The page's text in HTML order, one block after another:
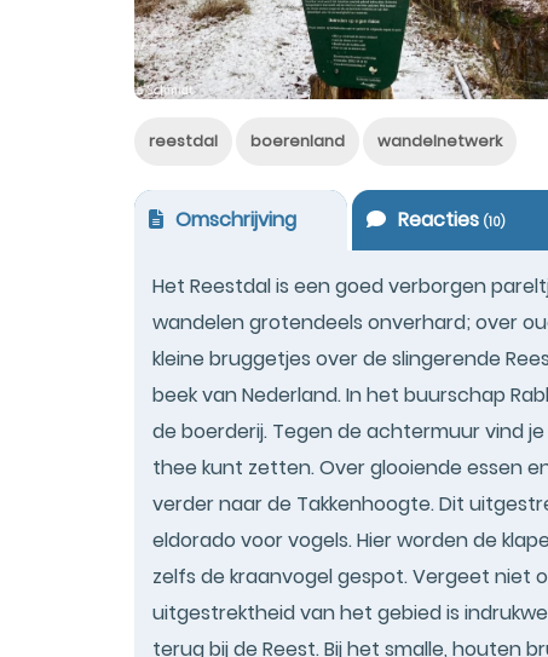
reestdal boerenland wandelnetwerk
Omschrijving Reacties(10)
Het Reestdal is een goed verborgen
wandelen grotendeels onverhard; over
kleine bruggetjes over de slingerende
beek van Nederland. In het buurschap
de boerderij. Tegen de achtermuur vind
thee kunt zetten. Over glooiende essen
verder naar de Takkenhoogte. Dit
eldorado voor vogels. Hier worden de
zelfs de kraanvogel gespot. Vergeet niet
uitgestrektheid van het gebied is
terug bij de Reest. Bij het smalle, houten